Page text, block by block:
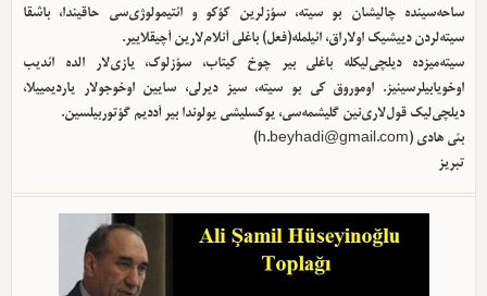
ساحه‌سینده چالیشان بو سیته، سؤزلرین کؤکو و ائتیمولوژی‌سی حاقیندا، باشقا
سیته‌لردن دییشیک اولا‌راق، ائیلمله(فعل) باغلی آنلام‌لارین آچیقلاییر.
سیته‌میزده دیلچی‌لیکله باغلی بیر چوخ کیتاب، سؤزلوک، یازی‌لار الده ائدیب
اوخویابیلرسینیز. اوموروق کی بو سیته، سیز دیرلی، سایین اوخوجولار یاردیمییلا،
دیلچی‌لیک قول‌لاری‌نین گلیشمه‌سی، یوکسلیشی یولوندا بیر آددیم گؤتوربیلسین.
بئی هادی (h.beyhadi@gmail.com
)
تبریز